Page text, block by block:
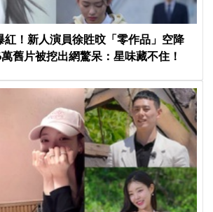
紅！新人演員徐貹旼「零作品」空降
萬舊片被挖出網驚呆：星味藏不住！